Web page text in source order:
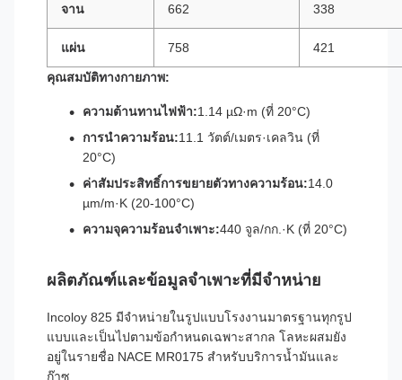
จาน 662 338
แผ่น 758 421
คุณสมบัติทางกายภาพ:
ความต้านทานไฟฟ้า:1.14 µΩ·m (ที่ 20°C)
การนำความร้อน:11.1 วัตต์/เมตร·เคลวิน (ที่
20°C)
ค่าสัมประสิทธิ์การขยายตัวทางความร้อน:14.0
µm/m·K (20-100°C)
ความจุความร้อนจำเพาะ:440 จูล/กก.·K (ที่ 20°C)
ผลิตภัณฑ์และข้อมูลจำเพาะที่มีจำหน่าย
Incoloy 825 มีจำหน่ายในรูปแบบโรงงานมาตรฐานทุกรูป
แบบและเป็นไปตามข้อกำหนดเฉพาะสากล โลหะผสมยัง
อยู่ในรายชื่อ NACE MR0175 สำหรับบริการน้ำมันและ
ก๊าซ